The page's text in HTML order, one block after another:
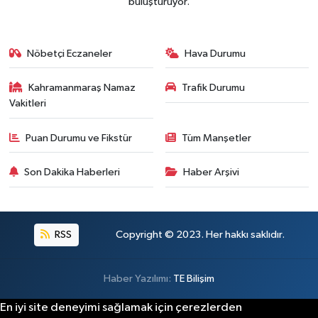
Nöbetçi Eczaneler Hava Durumu
Kahramanmaraş Namaz
Vakitleri
Trafik Durumu
Puan Durumu ve Fikstür Tüm Manşetler
Son Dakika Haberleri Haber Arşivi
RSS Copyright © 2023. Her hakkı saklıdır.
Haber Yazılımı: TE Bilişim
En iyi site deneyimi sağlamak için çerezlerden